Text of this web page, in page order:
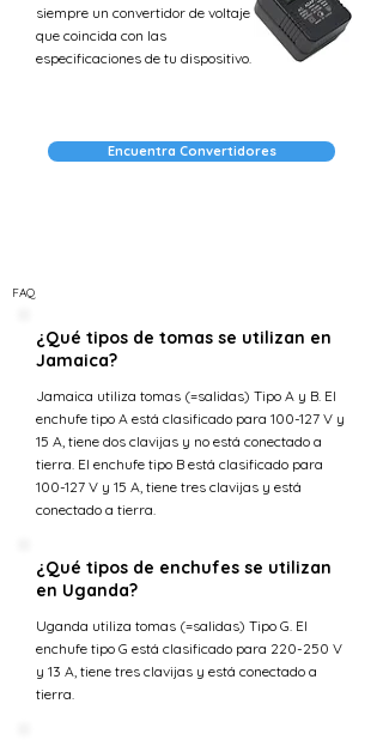
siempre un convertidor de voltaje
que coincida con las
especificaciones de tu dispositivo.
Encuentra Convertidores
FAQ
¿Qué tipos de tomas se utilizan en
Jamaica?
Jamaica utiliza tomas (=salidas) Tipo A y B. El
enchufe tipo A está clasificado para 100-127 V y
15 A, tiene dos clavijas y no está conectado a
tierra. El enchufe tipo B está clasificado para
100-127 V y 15 A, tiene tres clavijas y está
conectado a tierra.
¿Qué tipos de enchufes se utilizan
en Uganda?
Uganda utiliza tomas (=salidas) Tipo G. El
enchufe tipo G está clasificado para 220-250 V
y 13 A, tiene tres clavijas y está conectado a
tierra.